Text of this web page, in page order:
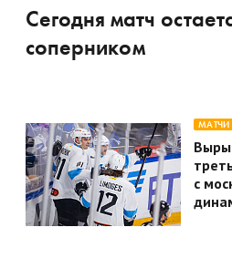
Сегодня матч
соперником
МАТЧИ
с